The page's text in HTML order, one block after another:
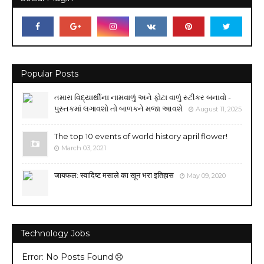
Popular Posts
તમારા વિદ્યાર્થીના નામવાળું અને ફોટા વાળું સ્ટીકર બનાવો -
પુસ્તકમાં લગાવશો તો બાળકને મજા આવશે
August 11, 2025
The top 10 events of world history april flower!
March 03, 2021
जायफल: स्वादिष्ट मसाले का खून भरा इतिहास May 09, 2020
Technology Jobs
Error: No Posts Found